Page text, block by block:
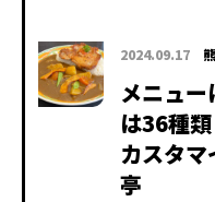
2024.09.17
メニュ
は36種
カスタ
亭